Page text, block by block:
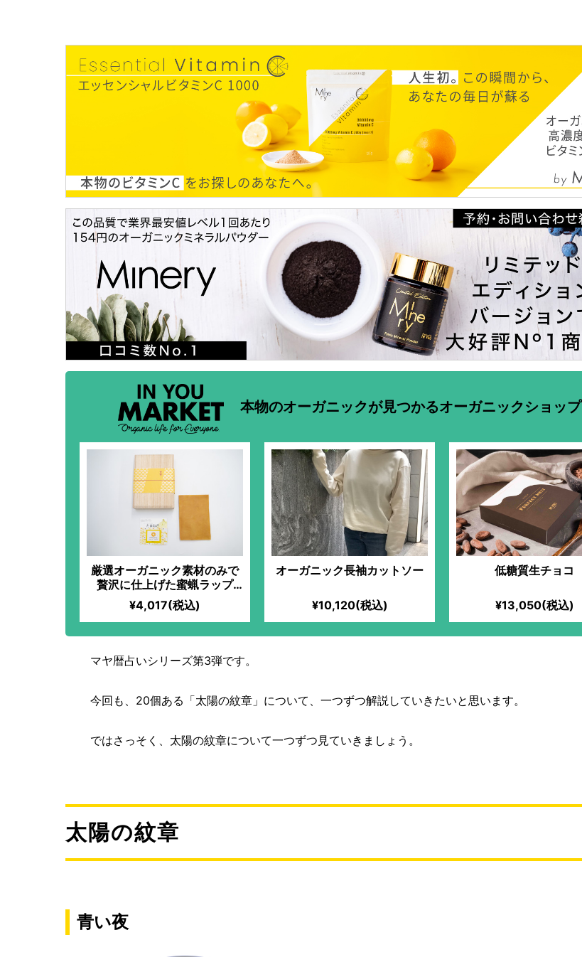
本物のオーガニックが見つかるオーガニックショップ
厳選オーガニック素材のみで
贅沢に仕上げた蜜蝋ラップ
（玉ねぎ）
¥4,017(税込)
オーガニック長袖カットソー
¥10,120(税込)
低糖質生チョコ
¥13,050(税込)
マヤ暦占いシリーズ第3弾です。
今回も、20個ある「太陽の紋章」について、一つずつ解説していきたいと思います。
ではさっそく、太陽の紋章について一つずつ見ていきましょう。
太陽の紋章
青い夜